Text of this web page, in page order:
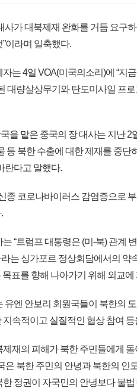
사가 대북제재 완화를 거듭 요구
이라며 일축했다.
는 4일 VOA(미국의소리)에 “지
대량살상무기와 탄도미사일 프
을 맡은 중국의 장 대사는 지난
등 북한 수출에 대한 제재를 중
란다고 말했다.
종 코로나바이러스 감염증으로
“트럼프 대통령은 (미-북) 관계
는 싱가포르 정상회담에서의 약
목표를 향해 나아가기 위해 외교
유엔 안보리 회원국들이 북한의
속적이고 실질적인 협상 참여
재의 피해가 북한 주민들에게
은 북한 주민의 안녕과 북한의 인
정권이 자국민의 안녕보다 불